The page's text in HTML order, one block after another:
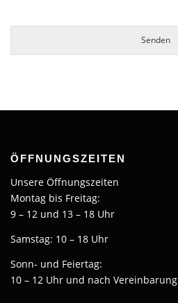
Senden
ÖFFNUNGSZEITEN
Unsere Öffnungszeiten
Montag bis Freitag:
9 – 12 und 13 – 18 Uhr
Samstag: 10 – 18 Uhr
Sonn- und Feiertag:
10 – 12 Uhr und nach Vereinbarung